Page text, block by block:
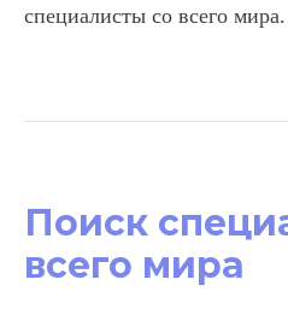
специалисты со всего мира.
Поиск
всего мира